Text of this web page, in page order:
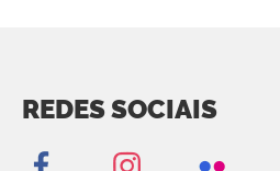
REDES SOCIAIS